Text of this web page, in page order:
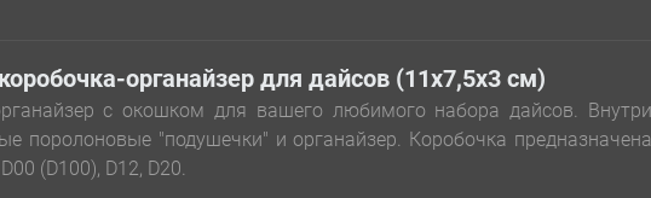
органайзер для дайсов (11х7,5х3 см)
с окошком для вашего любимого набора дайсов. Внутри
поролоновые "подушечки" и органайзер. Коробочка предназначена
(D100), D12, D20.